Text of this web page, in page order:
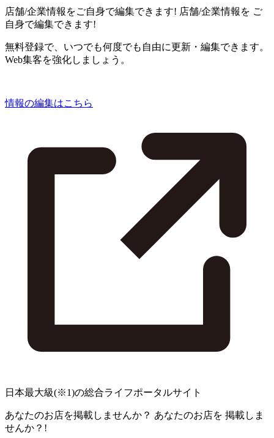
店舗/企業情報をご自身で編集できます! 店舗/企業情報を ご
自身で編集できます!
無料登録で、いつでも何度でも自由に更新・編集できます。
Web集客を強化しましょう。
情報の編集はこちら
日本最大級(※1)の総合ライフポータルサイト
あなたのお店を掲載しませんか？ あなたのお店を 掲載しま
せんか？!